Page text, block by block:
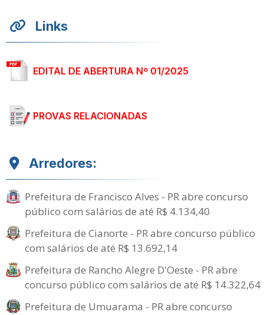
Links
EDITAL DE ABERTURA Nº 01/2025
PROVAS RELACIONADAS
Arredores:
Prefeitura de Francisco Alves - PR abre concurso
público com salários de até R$ 4.134,40
Prefeitura de Cianorte - PR abre concurso público
com salários de até R$ 13.692,14
Prefeitura de Rancho Alegre D'Oeste - PR abre
concurso público com salários de até R$ 14.322,64
Prefeitura de Umuarama - PR abre concurso